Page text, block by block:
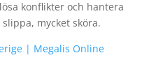
konflikter och hantera
mycket sköra.
| Megalis Online